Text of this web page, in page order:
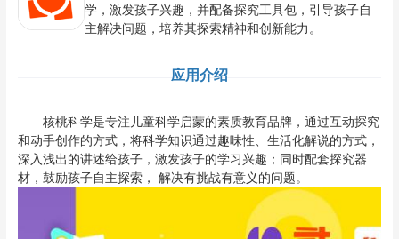
学，激发孩子兴趣，并配备探究工具包，引导孩子自
主解决问题，培养其探索精神和创新能力。
应用介绍
核桃科学是专注儿童科学启蒙的素质教育品牌，通过互动探究
和动手创作的方式，将科学知识通过趣味性、生活化解说的方式，
深入浅出的讲述给孩子，激发孩子的学习兴趣；同时配套探究器
材，鼓励孩子自主探索， 解决有挑战有意义的问题。